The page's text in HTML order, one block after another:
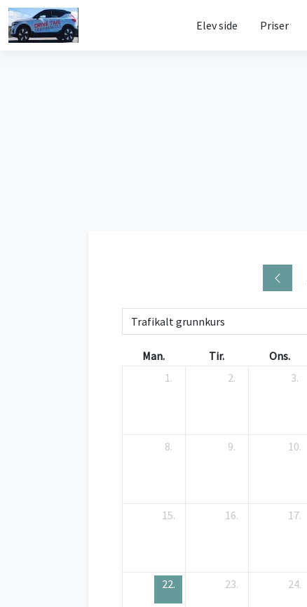
Elev side Priser
Man. Tir. Ons.
1.
2. 3.
8. 9. 10.
15. 16. 17.
22. 23. 24.